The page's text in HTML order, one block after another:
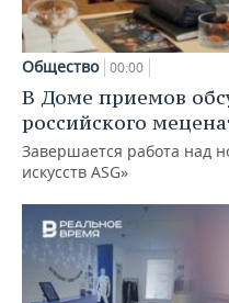
Общество 00:00
В Доме приемов
российского
Завершается работа над
искусств ASG»